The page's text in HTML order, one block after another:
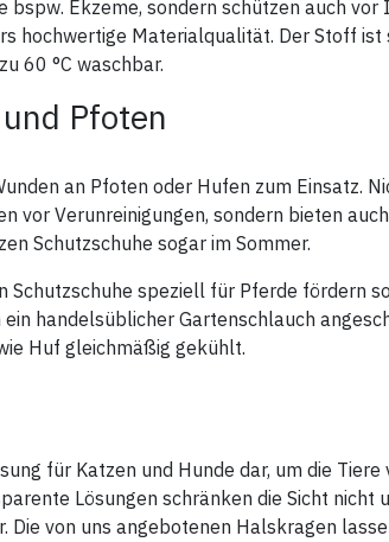
bspw. Ekzeme, sondern schützen auch
hochwertige Materialqualität. Der Stoff
60 °C waschbar.
Pfoten
an Pfoten oder Hufen zum Einsatz.
vor Verunreinigungen, sondern bieten
Schutzschuhe sogar im Sommer.
speziell für Pferde fördern
handelsüblicher Gartenschlauch
Huf gleichmäßig gekühlt.
für Katzen und Hunde dar, um die Tiere
Lösungen schränken die Sicht nicht
Die von uns angebotenen Halskragen